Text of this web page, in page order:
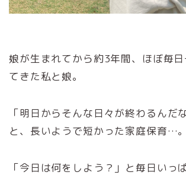
娘が生まれてから約3年間、ほぼ毎
てきた私と娘。
「明日からそんな日々が終わるんだ
と、長いようで短かった家庭保育…。
「今日は何をしよう？」と毎日いっ